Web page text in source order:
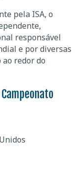
pela ISA, o
responsável
e por diversas
redor do